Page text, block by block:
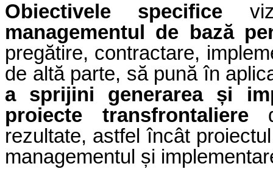
Obiectivele specifice
managementul de bază
pregătire, contractare,
de altă parte, să pună în
a sprijini generarea și
proiecte transfrontaliere
rezultate, astfel încât
managementul și